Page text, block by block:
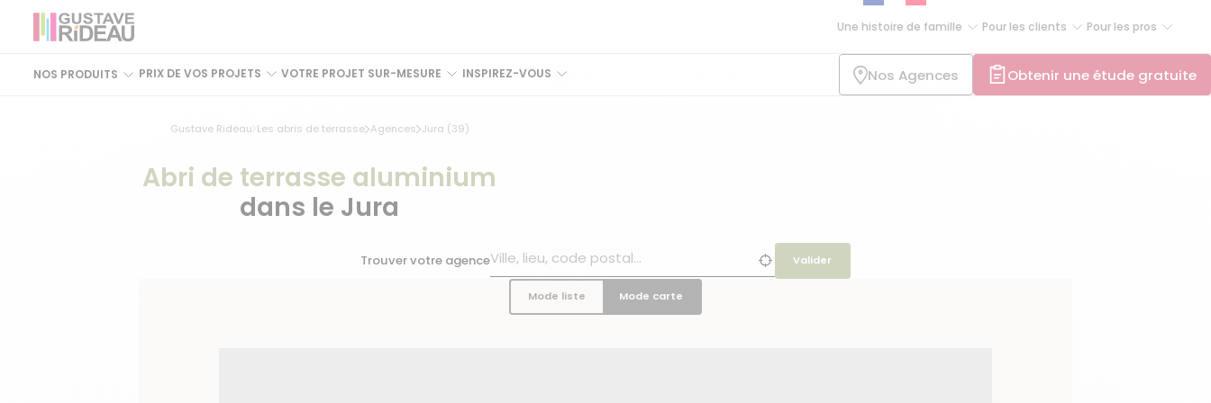
Une histoire de famille Pour les clients Pour les pros
NOS PRODUITS PRIX DE VOS PROJETS VOTRE PROJET SUR-MESURE INSPIREZ-VOUS Nos Agences Obtenir une étude gratuite
Gustave Rideau Les abris de terrasse Agences Jura (39)
Abri de terrasse aluminium
dans le Jura
Trouver votre agence Valider
Mode liste Mode carte